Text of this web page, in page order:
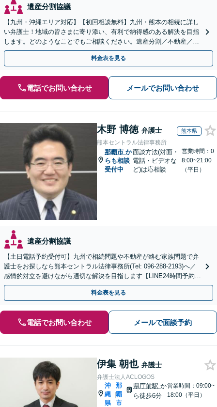
遺産分割協議
【九州・沖縄エリア対応】【初回相談無料】九州・熊本の相続に詳し
い弁護士！地域の皆さまに寄り添い、有利で納得感のある解決を目指
します。どのようなことでもご相談ください。遺産分割／不動産／遺
言書／使い込み／寄与分／遺留分／相続放棄【完全個室】
料金表を見る
電話でお問い合わせ メールでお問い合わせ
木野 博徳 弁護士 熊本県
熊本セントラル法律事務所
那覇市 か
らも相談
受付中
面談方法(対面・
電話・ビデオな
ど)は応相談
営業時間：0
8:00~21:00
（平日）
遺産分割協議
【土日電話予約受付可】九州で相続問題や不動産が絡む家族問題で弁
護士をお探しなら熊本セントラル法律事務所(Tel: 096-288-2193)へ／
感情的対立を避けながら適切な解決を目指します【LINE24時間予約受
付可】【休日・夜間相談可】
料金表を見る
電話でお問い合わせ メールで面談予約
伊集 朝也 弁護士
弁護士法人ACLOGOS
沖
縄
県
|
那
覇
市
県庁前駅 か
ら徒歩6分
営業時間：09:00~
18:00（平日）